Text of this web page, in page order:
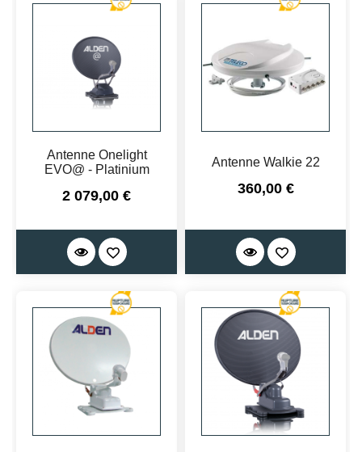
Antenne Onelight
EVO@ - Platinium
Prix
2 079,00 €
Antenne Walkie 22
Prix
360,00 €